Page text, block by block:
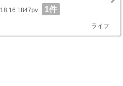
1847pv 1件
ライフ